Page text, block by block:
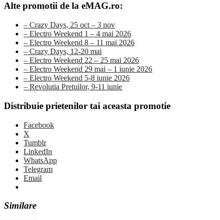
Alte promotii de la eMAG.ro:
– Crazy Days, 25 oct – 3 nov
– Electro Weekend 1 – 4 mai 2026
– Electro Weekend 8 – 11 mai 2026
– Crazy Days, 12-20 mai
– Electro Weekend 22 – 25 mai 2026
– Electro Weekend 29 mai – 1 iunie 2026
– Electro Weekend 5-8 iunie 2026
– Revolutia Pretuilor, 9-11 iunie
Distribuie prietenilor tai aceasta promotie
Facebook
X
Tumblr
LinkedIn
WhatsApp
Telegram
Email
Similare